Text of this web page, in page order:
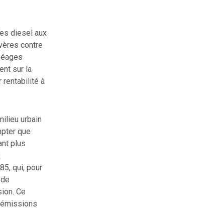
diesel aux
contre
sur la
rentabilité à
urbain
que
plus
qui, pour
Ce